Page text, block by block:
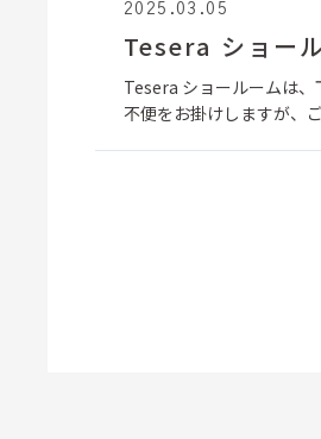
2025.03.05
Tesera ショー
Tesera ショールームは
不便をお掛けしますが、